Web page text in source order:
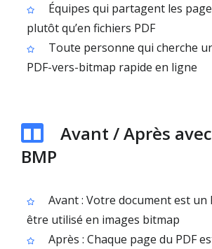
Équipes qui partagent les
plutôt qu’en fichiers PDF
Toute personne qui cherche
PDF-vers-bitmap rapide en ligne
Avant / Après avec
BMP
Avant : Votre document est un
être utilisé en images bitmap
Après : Chaque page du PDF